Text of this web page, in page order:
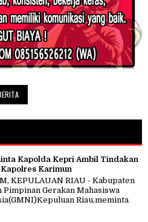
Kapolda Kepri Ambil Tindakan
Karimun
KEPULAUAN RIAU - Kabupaten
Pimpinan Gerakan Mahasiswa
Riau,meminta